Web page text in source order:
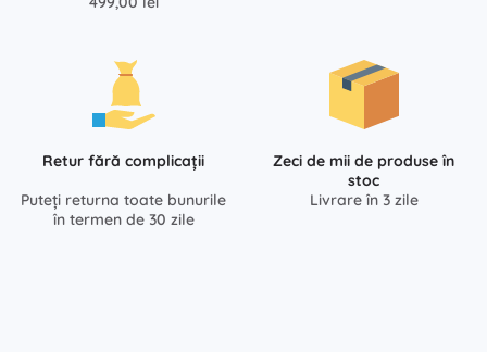
Retur fără complicații
Puteți returna toate bunurile
în termen de 30 zile
Zeci de mii de produse în
stoc
Livrare în 3 zile